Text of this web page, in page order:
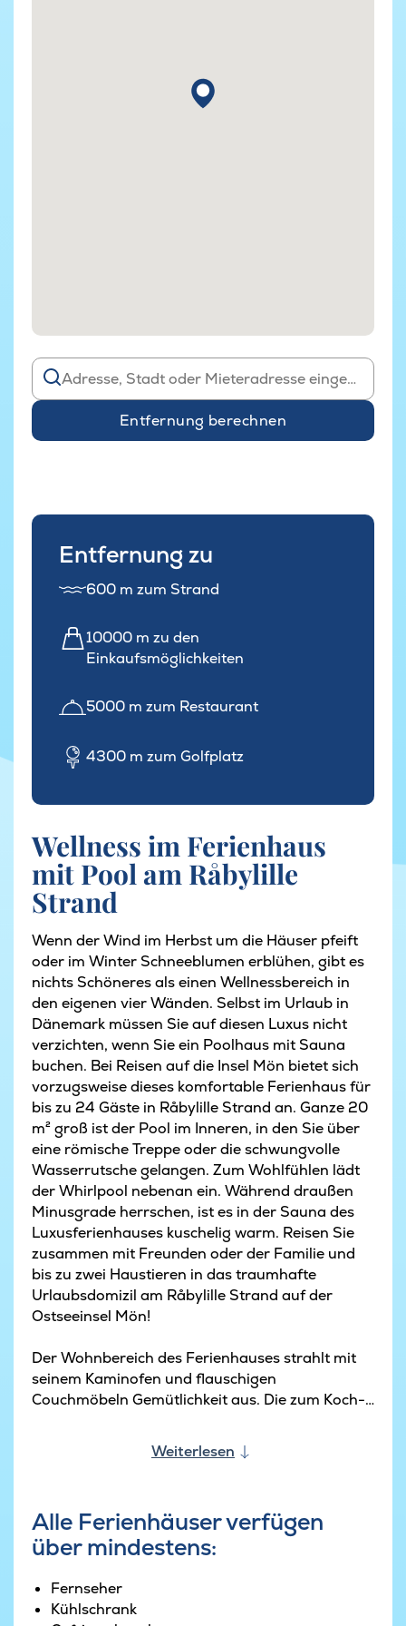
Entfernung berechnen
Entfernung zu
600 m zum Strand
10000 m zu den
Einkaufsmöglichkeiten
5000 m zum Restaurant
4300 m zum Golfplatz
Wellness im Ferienhaus
mit Pool am Råbylille
Strand
Wenn der Wind im Herbst um die Häuser pfeift
oder im Winter Schneeblumen erblühen, gibt es
nichts Schöneres als einen Wellnessbereich in
den eigenen vier Wänden. Selbst im Urlaub in
Dänemark müssen Sie auf diesen Luxus nicht
verzichten, wenn Sie ein Poolhaus mit Sauna
buchen. Bei Reisen auf die Insel Mön bietet sich
vorzugsweise dieses komfortable Ferienhaus für
bis zu 24 Gäste in Råbylille Strand an. Ganze 20
m² groß ist der Pool im Inneren, in den Sie über
eine römische Treppe oder die schwungvolle
Wasserrutsche gelangen. Zum Wohlfühlen lädt
der Whirlpool nebenan ein. Während draußen
Minusgrade herrschen, ist es in der Sauna des
Luxusferienhauses kuschelig warm. Reisen Sie
zusammen mit Freunden oder der Familie und
bis zu zwei Haustieren in das traumhafte
Urlaubsdomizil am Råbylille Strand auf der
Ostseeinsel Mön!
Der Wohnbereich des Ferienhauses strahlt mit
seinem Kaminofen und flauschigen
Couchmöbeln Gemütlichkeit aus. Die zum Koch-
lichtdurchflutete Räumlichkeit ist perfekt, um
Ausflüge für die kommenden Tage zu planen,
Aktivitätsraum des Ferienhauses am Råbylille
Strand dar. Neben einer stilvollen Bar mit
und Zocken mit der PlayStation 4 stehen
exklusive Spielgelegenheiten bereit, die für
Weiterlesen
Alle Ferienhäuser verfügen
über mindestens:
Fernseher
Kühlschrank